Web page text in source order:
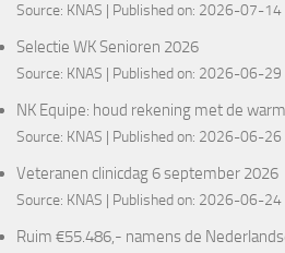
Source: KNAS Published on: 2026-07-14
Selectie WK Senioren 2026
Source: KNAS Published on: 2026-06-29
NK Equipe: houd rekening met de
Source: KNAS Published on: 2026-06-26
Veteranen clinicdag 6 september 2026
Source: KNAS Published on: 2026-06-24
Ruim €55.486,- namens de